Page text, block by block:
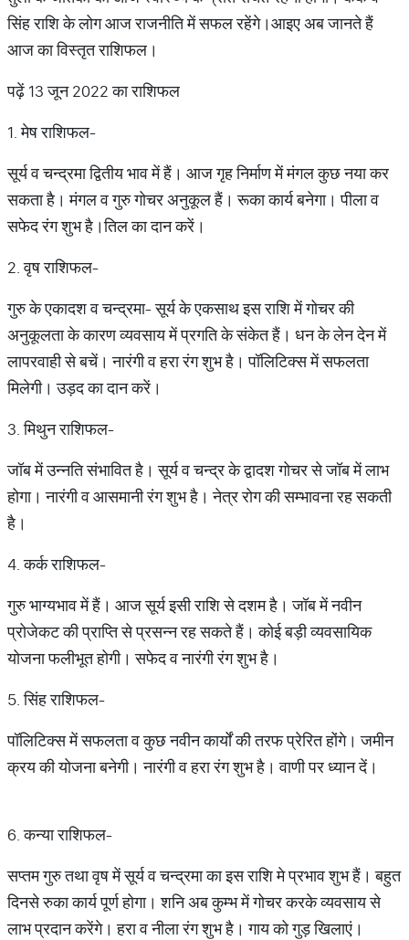
सिंह राशि के लोग आज राजनीति में सफल रहेंगे।आइए अब जानते हैं
आज का विस्तृत राशिफल।
पढ़ें 13 जून 2022 का राशिफल
1. मेष राशिफल-
सूर्य व चन्द्रमा द्वितीय भाव में हैं। आज गृह निर्माण में मंगल कुछ नया कर
सकता है। मंगल व गुरु गोचर अनुकूल हैं। रूका कार्य बनेगा। पीला व
सफेद रंग शुभ है।तिल का दान करें।
2. वृष राशिफल-
गुरु के एकादश व चन्द्रमा- सूर्य के एकसाथ इस राशि में गोचर की
अनुकूलता के कारण व्यवसाय में प्रगति के संकेत हैं। धन के लेन देन में
लापरवाही से बचें। नारंगी व हरा रंग शुभ है। पॉलिटिक्स में सफलता
मिलेगी। उड़द का दान करें।
3. मिथुन राशिफल-
जॉब में उन्नति संभावित है। सूर्य व चन्द्र के द्वादश गोचर से जॉब में लाभ
होगा। नारंगी व आसमानी रंग शुभ है। नेत्र रोग की सम्भावना रह सकती
है।
4. कर्क राशिफल-
गुरु भाग्यभाव में हैं। आज सूर्य इसी राशि से दशम है। जॉब में नवीन
प्रोजेकट की प्राप्ति से प्रसन्न रह सकते हैं। कोई बड़ी व्यवसायिक
योजना फलीभूत होगी। सफेद व नारंगी रंग शुभ है।
5. सिंह राशिफल-
पॉलिटिक्स में सफलता व कुछ नवीन कार्यों की तरफ प्रेरित होंगे। जमीन
क्रय की योजना बनेगी। नारंगी व हरा रंग शुभ है। वाणी पर ध्यान दें।
6. कन्या राशिफल-
सप्तम गुरु तथा वृष में सूर्य व चन्द्रमा का इस राशि मे प्रभाव शुभ हैं। बहुत
दिनसे रुका कार्य पूर्ण होगा। शनि अब कुम्भ में गोचर करके व्यवसाय से
लाभ प्रदान करेंगे। हरा व नीला रंग शुभ है। गाय को गुड़ खिलाएं।